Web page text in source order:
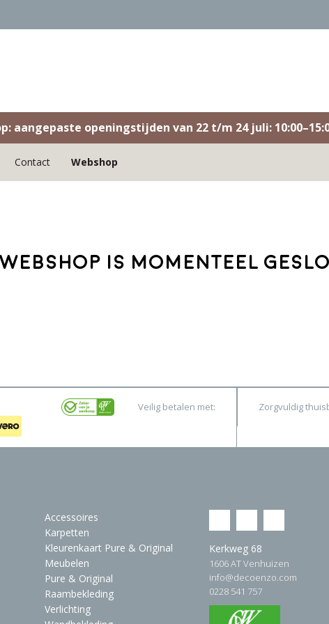
aangepaste openingstijden van 22 t/m 24 juli:
Contact Webshop
is momenteel
Veilig betalen met: Zorgvuldig
Accessoires
Karpetten
Kleurenkaart Pure & Original
Meubelen
Pure & Original
Raambekleding
Verlichting
Kerkweg 68
1606 AT Venhuizen
info@decoenzo.com
0228 541 757